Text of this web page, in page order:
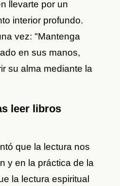
llevarte por un
interior profundo.
vez: "Mantenga
en sus manos,
su alma mediante la
leer libros
que la lectura nos
y en la práctica de la
la lectura espiritual